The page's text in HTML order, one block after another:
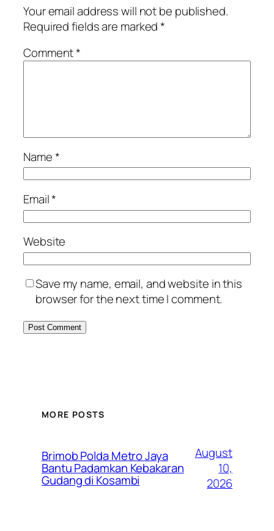
Your email address will not be published.
Required fields are marked*
Comment*
Name*
Email*
Website
Save my name, email, and website in this
browser for the next time I comment.
MORE POSTS
Brimob Polda Metro Jaya
Bantu Padamkan Kebakaran
Gudang di Kosambi
August
10,
2026